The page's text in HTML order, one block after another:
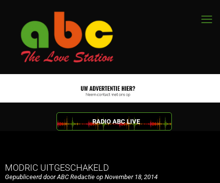
RADIO ABC LIVE
MODRIC UITGESCHAKELD
Gepubliceerd door ABC Redactie op November 18, 2014